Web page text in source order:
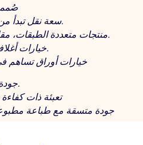
سعة نقل تبدأ من 5 لتراً لتصل إلى 20 لتر.
منتجات متعددة الطبقات، مقاومة ضد التمزق والثقب.
خيارات أغلافة بمقبض فرعي مسطح.
خيارات أوراق تساهم
جودة مستقرة في تطبيقات الإنتاج.
تعبئة ذات
جودة متسقة مع طباعة